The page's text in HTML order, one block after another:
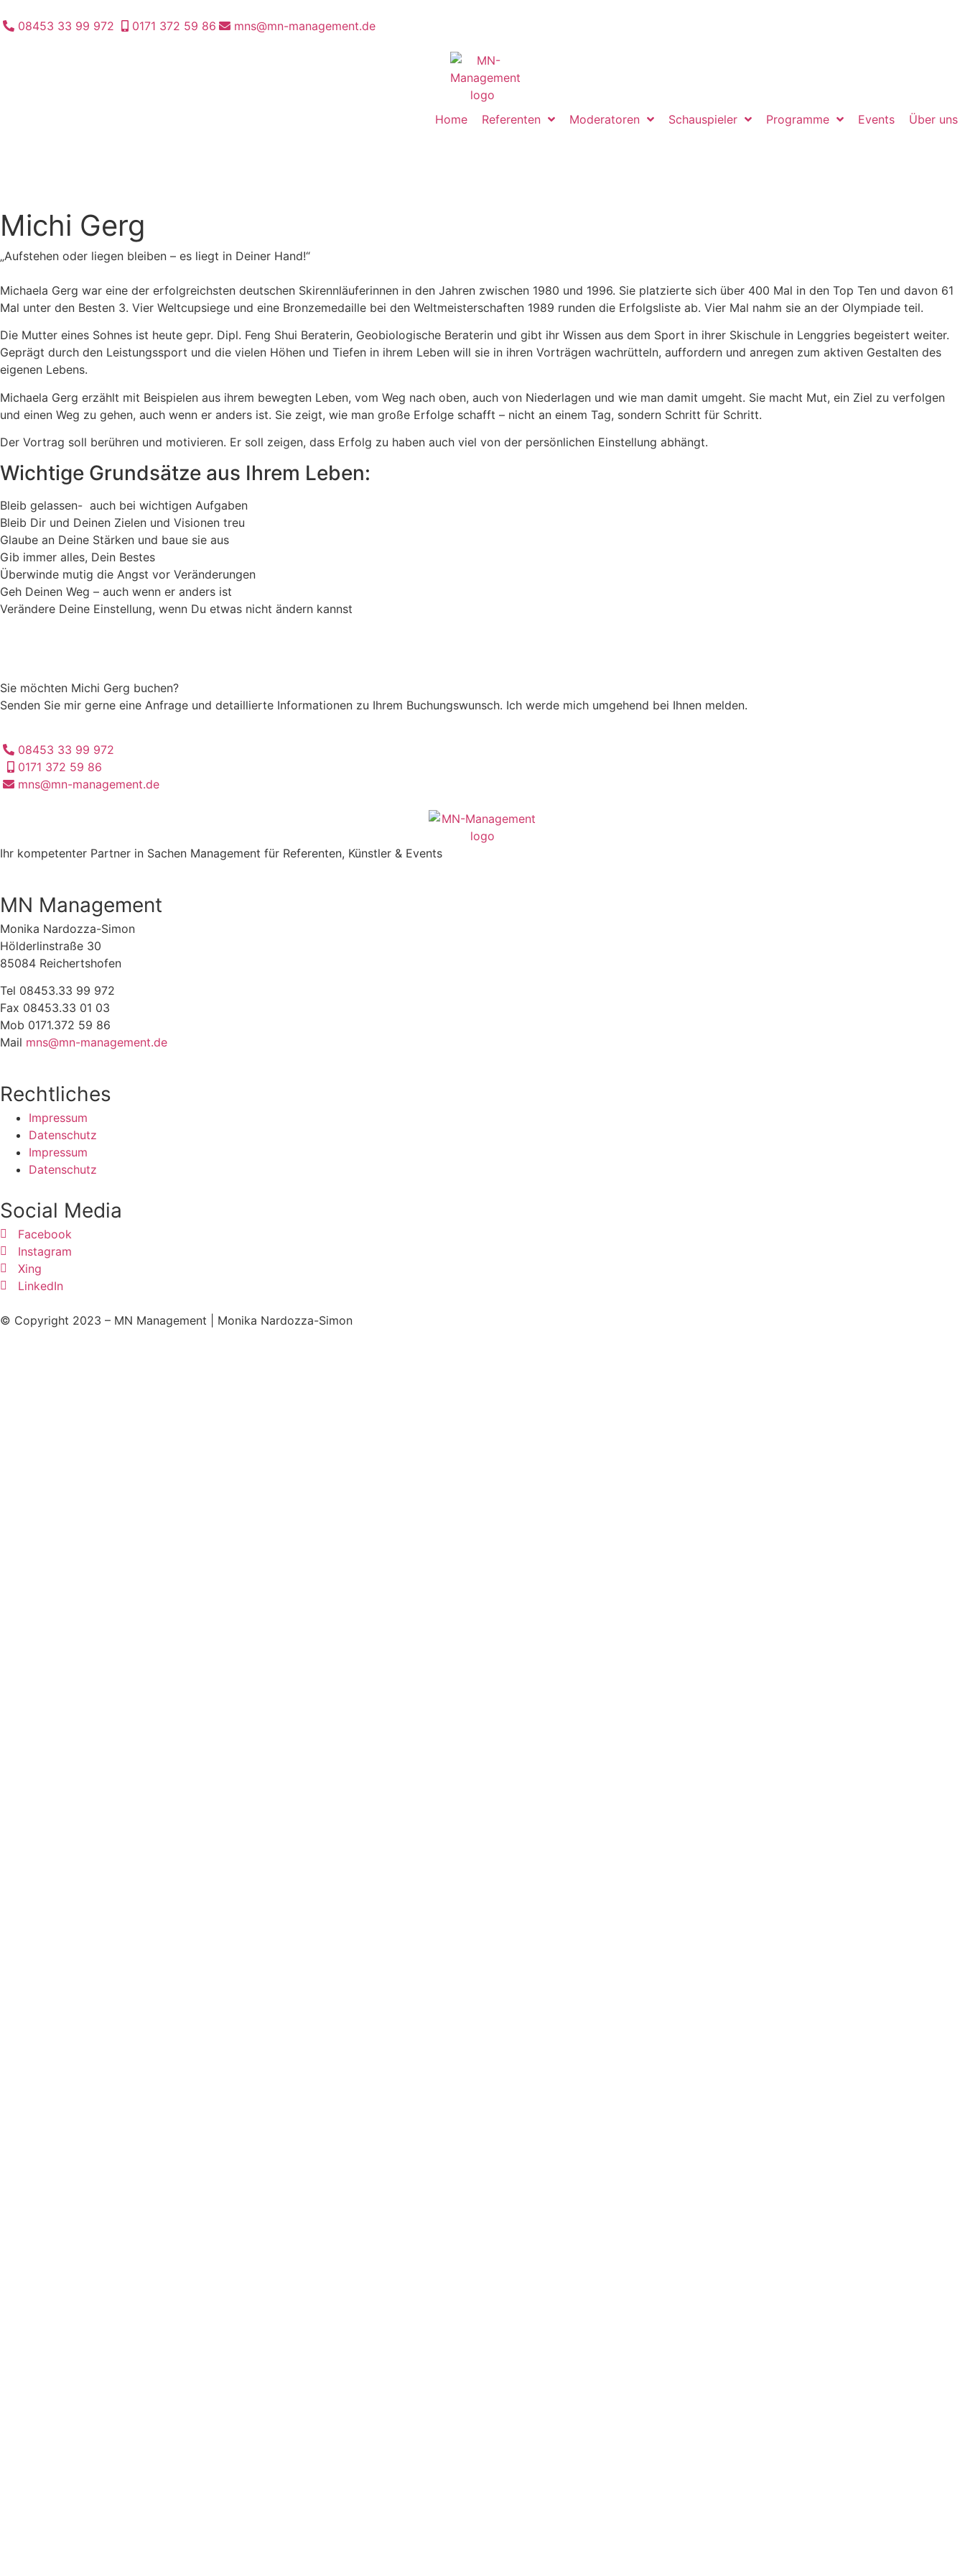
08453 33 99 972 0171 372 59 86 mns@mn-management.de
Home Referenten Moderatoren Schauspieler Programme Events Über uns
Michi Gerg
„Aufstehen oder liegen bleiben – es liegt in Deiner Hand!“
Michaela Gerg war eine der erfolgreichsten deutschen Skirennläuferinnen in den Jahren zwischen 1980 und 1996. Sie platzierte sich über 400 Mal in den Top Ten und davon 61
Mal unter den Besten 3. Vier Weltcupsiege und eine Bronzemedaille bei den Weltmeisterschaften 1989 runden die Erfolgsliste ab. Vier Mal nahm sie an der Olympiade teil.
Die Mutter eines Sohnes ist heute gepr. Dipl. Feng Shui Beraterin, Geobiologische Beraterin und gibt ihr Wissen aus dem Sport in ihrer Skischule in Lenggries begeistert weiter.
Geprägt durch den Leistungssport und die vielen Höhen und Tiefen in ihrem Leben will sie in ihren Vorträgen wachrütteln, auffordern und anregen zum aktiven Gestalten des
eigenen Lebens.
Michaela Gerg erzählt mit Beispielen aus ihrem bewegten Leben, vom Weg nach oben, auch von Niederlagen und wie man damit umgeht. Sie macht Mut, ein Ziel zu verfolgen
und einen Weg zu gehen, auch wenn er anders ist. Sie zeigt, wie man große Erfolge schafft – nicht an einem Tag, sondern Schritt für Schritt.
Der Vortrag soll berühren und motivieren. Er soll zeigen, dass Erfolg zu haben auch viel von der persönlichen Einstellung abhängt.
Wichtige Grundsätze aus Ihrem Leben:
Bleib gelassen- auch bei wichtigen Aufgaben
Bleib Dir und Deinen Zielen und Visionen treu
Glaube an Deine Stärken und baue sie aus
Gib immer alles, Dein Bestes
Überwinde mutig die Angst vor Veränderungen
Geh Deinen Weg – auch wenn er anders ist
Verändere Deine Einstellung, wenn Du etwas nicht ändern kannst
Sie möchten Michi Gerg buchen?
Senden Sie mir gerne eine Anfrage und detaillierte Informationen zu Ihrem Buchungswunsch. Ich werde mich umgehend bei Ihnen melden.
08453 33 99 972
0171 372 59 86
mns@mn-management.de
Ihr kompetenter Partner in Sachen Management für Referenten, Künstler & Events
MN Management
Monika Nardozza-Simon
Hölderlinstraße 30
85084 Reichertshofen
Tel 08453.33 99 972
Fax 08453.33 01 03
Mob 0171.372 59 86
Mail mns@mn-management.de
Rechtliches
Impressum
Datenschutz
Impressum
Datenschutz
Social Media
Facebook
Instagram
Xing
LinkedIn
© Copyright 2023 – MN Management | Monika Nardozza-Simon